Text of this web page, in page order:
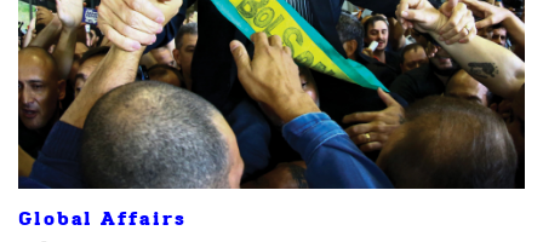
Global Affairs